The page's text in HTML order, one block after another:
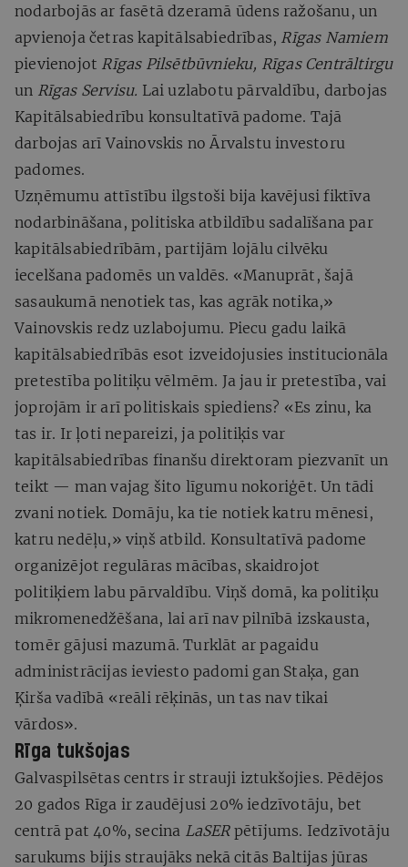
nodarbojās ar fasētā dzeramā ūdens ražošanu, un
apvienoja četras kapitālsabiedrības, Rīgas Namiem
pievienojot Rīgas Pilsētbūvnieku, Rīgas Centrāltirgu
un Rīgas Servisu. Lai uzlabotu pārvaldību, darbojas
Kapitālsabiedrību konsultatīvā padome. Tajā
darbojas arī Vainovskis no Ārvalstu investoru
padomes.
Uzņēmumu attīstību ilgstoši bija kavējusi fiktīva
nodarbināšana, politiska atbildību sadalīšana par
kapitālsabiedrībām, partijām lojālu cilvēku
iecelšana padomēs un valdēs. «Manuprāt, šajā
sasaukumā nenotiek tas, kas agrāk notika,»
Vainovskis redz uzlabojumu. Piecu gadu laikā
kapitālsabiedrībās esot izveidojusies institucionāla
pretestība politiķu vēlmēm. Ja jau ir pretestība, vai
joprojām ir arī politiskais spiediens? «Es zinu, ka
tas ir. Ir ļoti nepareizi, ja politiķis var
kapitālsabiedrības finanšu direktoram piezvanīt un
teikt — man vajag šito līgumu nokoriģēt. Un tādi
zvani notiek. Domāju, ka tie notiek katru mēnesi,
katru nedēļu,» viņš atbild. Konsultatīvā padome
organizējot regulāras mācības, skaidrojot
politiķiem labu pārvaldību. Viņš domā, ka politiķu
mikromenedžēšana, lai arī nav pilnībā izskausta,
tomēr gājusi mazumā. Turklāt ar pagaidu
administrācijas ieviesto padomi gan Staķa, gan
Ķirša vadībā «reāli rēķinās, un tas nav tikai
vārdos».
Rīga tukšojas
Galvaspilsētas centrs ir strauji iztukšojies. Pēdējos
20 gados Rīga ir zaudējusi 20% iedzīvotāju, bet
centrā pat 40%, secina LaSER pētījums. Iedzīvotāju
sarukums bijis straujāks nekā citās Baltijas jūras